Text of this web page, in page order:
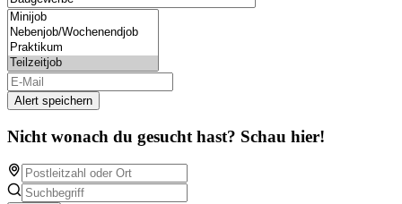
Alert speichern
Nicht wonach du gesucht hast? Schau hier!